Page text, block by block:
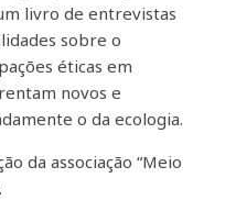
livro de entrevistas
sobre o
éticas em
novos e
o da ecologia.
da associação “Meio